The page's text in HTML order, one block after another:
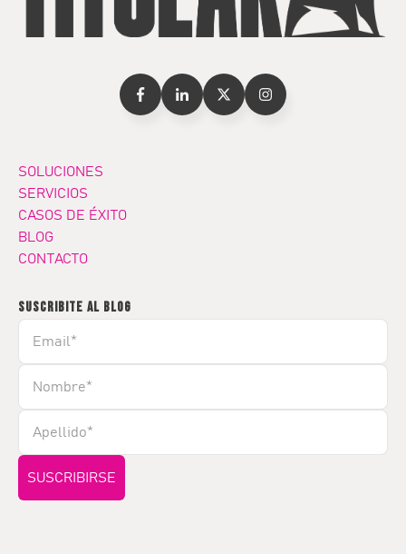
SOLUCIONES
SERVICIOS
CASOS DE ÉXITO
BLOG
CONTACTO
SUSCRIBITE AL BLOG